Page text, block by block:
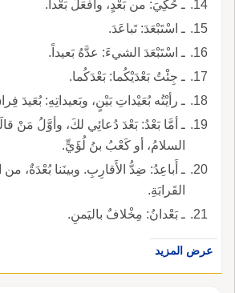
ـ حُكِيَ: من بَعْدٍ، وافْعَلْ بَعْداً.
ـ اسْتَبْعَدَ: تَباعَدَ.
ـ اسْتَبْعَدَ الشيءَ: عدَّهُ بَعيداً.
ـ جِئْتُ بَعْدَيْكُما: بَعْدَكُما.
ـ رأيْتُه بُعَيْداتِ بَيْنٍ، وبَعيداتِهِ: بُعَيدَ
ـ أمَّا بَعْدُ: بَعْدَ دُعائِي لكَ، وأوَّلُ مَنْ
السلامُ، أو كَعْبُ بنُ لُؤَيٍّ.
ـ أَباعِدُ: ضِدُّ الأَقارِبِ. وبينَنا بُعْدَةٌ،
القَرابَةِ.
ـ بَعْدانُ: مِخْلافٌ باليَمنِ.
عرض المزيد